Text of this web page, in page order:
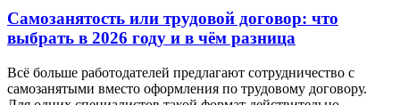
Самозанятость или трудовой договор: что
выбрать в 2026 году и в чём разница
Всё больше работодателей предлагают сотрудничество с
самозанятыми вместо оформления по трудовому договору.